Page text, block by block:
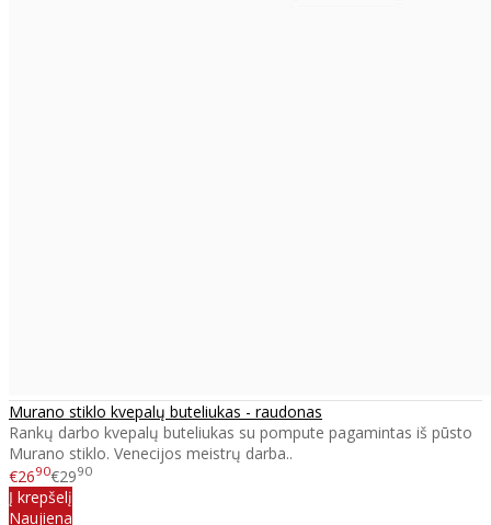
Murano stiklo kvepalų buteliukas - raudonas
Rankų darbo kvepalų buteliukas su pompute pagamintas iš pūsto
Murano stiklo. Venecijos meistrų darba..
€2690€2990
Į krepšelį
Naujiena